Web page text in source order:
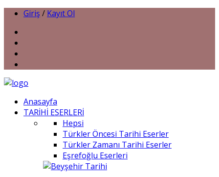
Giriş / Kayıt Ol
Anasayfa
TARİHİ ESERLERİ
Hepsi
Türkler Öncesi Tarihi Eserler
Türkler Zamanı Tarihi Eserler
Eşrefoğlu Eserleri